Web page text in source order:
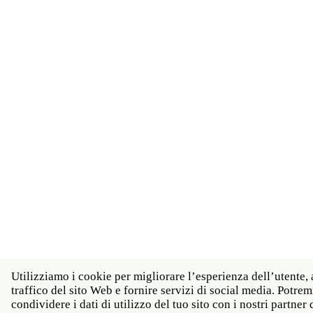
Utilizziamo i cookie per migliorare l’esperienza dell’utente,
traffico del sito Web e fornire servizi di social media.
condividere i dati di utilizzo del tuo sito con i nostri partner